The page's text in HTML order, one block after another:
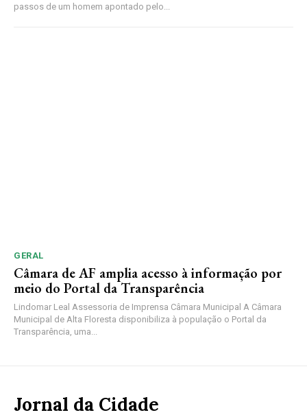
passos de um homem apontado pelo...
GERAL
Câmara de AF amplia acesso à informação por
meio do Portal da Transparência
Lindomar Leal Assessoria de Imprensa Câmara Municipal A Câmara
Municipal de Alta Floresta disponibiliza à população o Portal da
Transparência, uma...
Jornal da Cidade